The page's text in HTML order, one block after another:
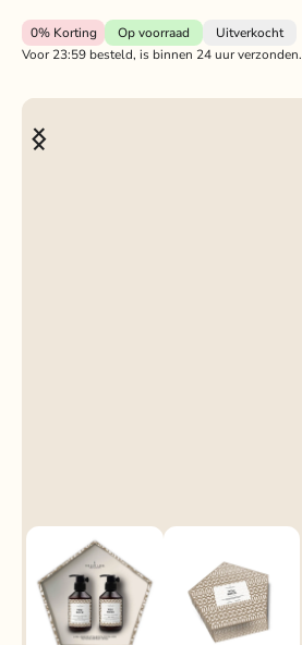
0%Korting Op voorraad
Uitverkocht
Voor 23:59 besteld, is binnen 24 uur verzonden.